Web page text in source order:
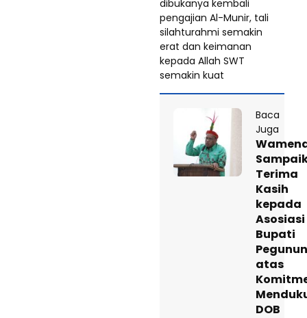
dibukanya kembali
pengajian Al-Munir, tali
silahturahmi semakin
erat dan keimanan
kepada Allah SWT
semakin kuat
Baca
Juga
Terima
Kasih
kepada
Asosiasi
Bupati
atas
DOB